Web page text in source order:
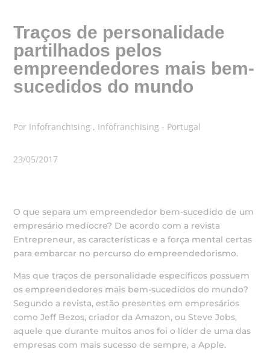
Traços de personalidade
partilhados pelos
empreendedores mais bem-
sucedidos do mundo
Por Infofranchising , Infofranchising - Portugal
23/05/2017
O que separa um empreendedor bem-sucedido de um
empresário medíocre? De acordo com a revista
Entrepreneur, as características e a força mental certas
para embarcar no percurso do empreendedorismo.
Mas que traços de personalidade específicos possuem
os empreendedores mais bem-sucedidos do mundo?
Segundo a revista, estão presentes em empresários
como Jeff Bezos, criador da Amazon, ou Steve Jobs,
aquele que durante muitos anos foi o líder de uma das
empresas com mais sucesso de sempre, a Apple.